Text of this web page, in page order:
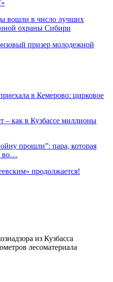
вошли в число лучших
охраны Сибири
призер молодежной
в Кемерово: цирковое
– как в Кузбассе миллионы
прошли”: пара, которая
во…
продолжается!
из Кузбасса
лесоматериала